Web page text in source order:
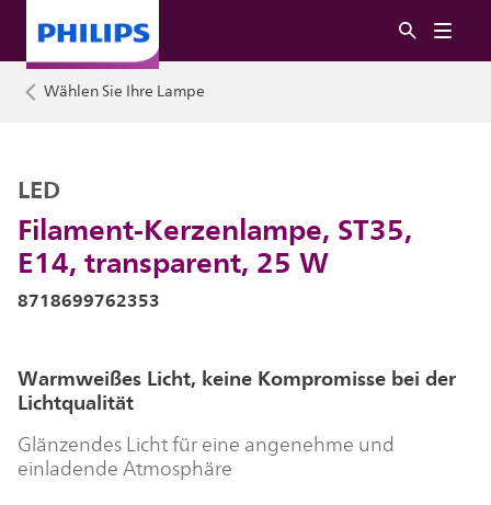
Wählen Sie Ihre Lampe
Filament-Kerzenlampe, ST35,
E14, transparent, 25 W
LED
8718699762353
Warmweißes Licht, keine Kompromisse bei der
Lichtqualität
Glänzendes Licht für eine angenehme und
einladende Atmosphäre